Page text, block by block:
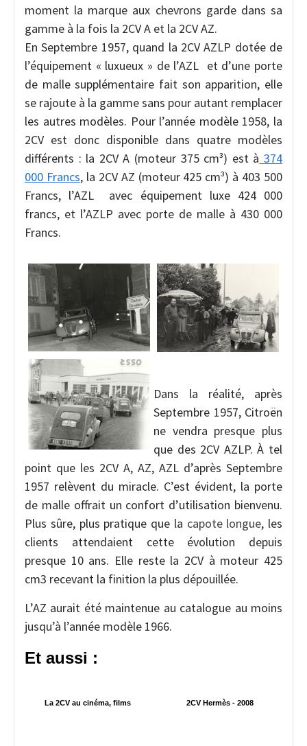
moment la marque aux chevrons garde dans sa
gamme à la fois la 2CV A et la 2CV AZ.
En Septembre 1957, quand la 2CV AZLP dotée de
l’équipement « luxueux » de l’AZL et d’une porte
de malle supplémentaire fait son apparition, elle
se rajoute à la gamme sans pour autant remplacer
les autres modèles. Pour l’année modèle 1958, la
2CV est donc disponible dans quatre modèles
différents : la 2CV A (moteur 375 cm³) est à 374
000 Francs, la 2CV AZ (moteur 425 cm³) à 403 500
Francs, l’AZL avec équipement luxe 424 000
francs, et l’AZLP avec porte de malle à 430 000
Francs.
Dans la réalité, après
Septembre 1957, Citroën
ne vendra presque plus
que des 2CV AZLP. À tel
point que les 2CV A, AZ, AZL d’après Septembre
1957 relèvent du miracle. C’est évident, la porte
de malle offrait un confort d’utilisation bienvenu.
Plus sûre, plus pratique que la capote longue, les
clients attendaient cette évolution depuis
presque 10 ans. Elle reste la 2CV à moteur 425
cm3 recevant la finition la plus dépouillée.
L’AZ aurait été maintenue au catalogue au moins
jusqu’à l’année modèle 1966.
Et aussi :
La 2CV au cinéma, films 2CV Hermès - 2008